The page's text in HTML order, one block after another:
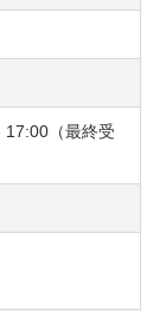
17:00（最終受